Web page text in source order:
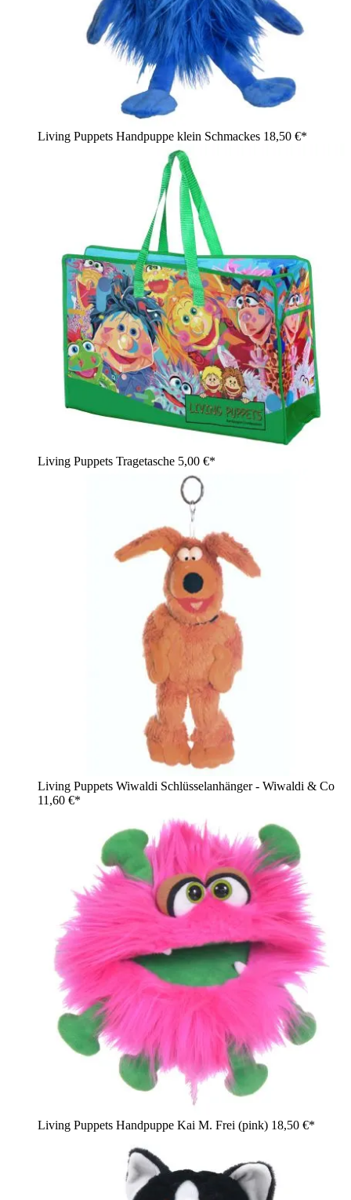
Living Puppets Handpuppe klein Schmackes 18,50 €*
Living Puppets Tragetasche 5,00 €*
Living Puppets Wiwaldi Schlüsselanhänger - Wiwaldi & Co
11,60 €*
Living Puppets Handpuppe Kai M. Frei (pink) 18,50 €*